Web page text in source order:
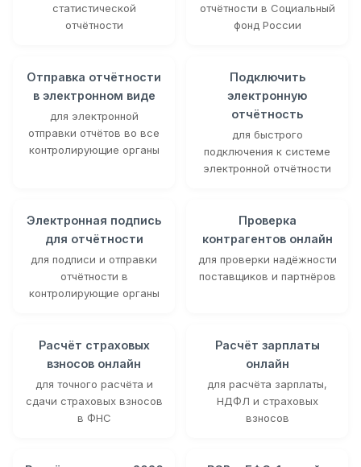
статистической
отчётности
отчётности в Социальный
фонд России
Отправка отчётности
в электронном виде
для электронной
отправки отчётов во все
контролирующие органы
Подключить
электронную
отчётность
для быстрого
подключения к системе
электронной отчётности
Электронная подпись
для отчётности
для подписи и отправки
отчётности в
контролирующие органы
Проверка
контрагентов онлайн
для проверки надёжности
поставщиков и партнёров
Расчёт страховых
взносов онлайн
для точного расчёта и
сдачи страховых взносов
в ФНС
Расчёт зарплаты
онлайн
для расчёта зарплаты,
НДФЛ и страховых
взносов